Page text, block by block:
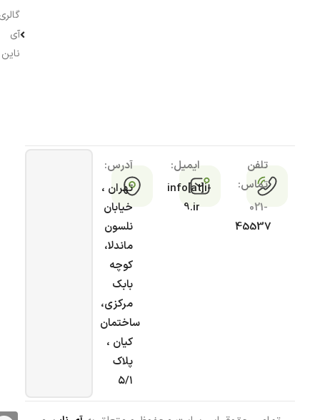
آی
ناین
تلفن
تماس:
021-
45537
ایمیل:
info[at]i-
9.ir
آدرس:
تهران ،
خیابان
نلسون
ماندلا،
کوچه
بابک
مرکزی،
ساختمان
کیان ،
پلاک
۵/۱